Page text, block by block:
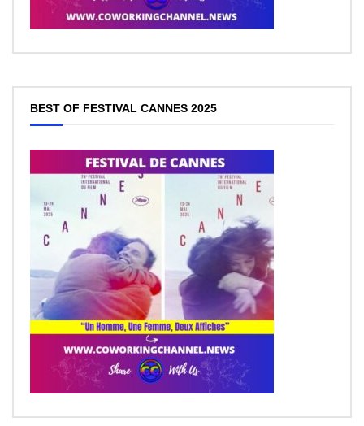
BEST OF FESTIVAL CANNES 2025